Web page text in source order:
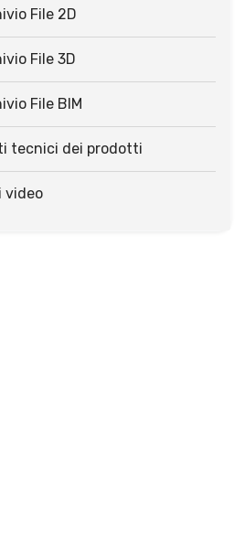
File 2D
File 3D
File BIM
tecnici dei prodotti
video